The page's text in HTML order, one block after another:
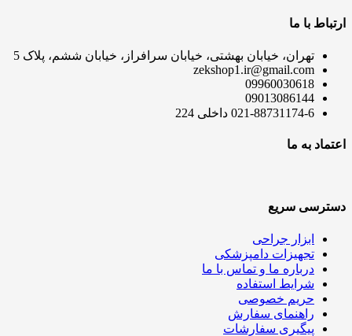
ارتباط با ما
تهران، خیابان بهشتی، خیابان سرافراز، خیابان ششم، پلاک 5
zekshop1.ir@gmail.com
09960030618
09013086144
021-88731174-6 داخلی 224
اعتماد به ما
دسترسی سریع
ابزار جراحی
تجهیزات دامپزشکی
درباره ما و تماس با ما
شرایط استفاده
حریم خصوصی
راهنمای سفارش
پیگیری سفارشات